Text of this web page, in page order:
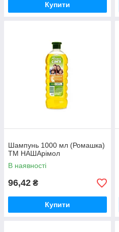
Купити
Шампунь 1000 мл (Ромашка)
ТМ НАШАрімол
В наявності
96,42 ₴
Купити